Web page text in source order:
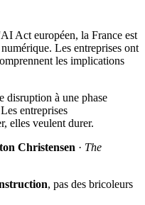
Act européen, la France est
Les entreprises ont
les implications
disruption à une phase
entreprises
elles veulent durer.
Christensen · The
, pas des bricoleurs